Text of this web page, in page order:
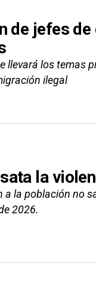
de jefes
llevará los temas
ilegal
la
la población no
2026.